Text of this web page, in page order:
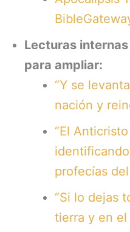
Lecturas
para ampliar:
“Y se
nación y
“El
profecías
“Si lo dejas
tierra y en el